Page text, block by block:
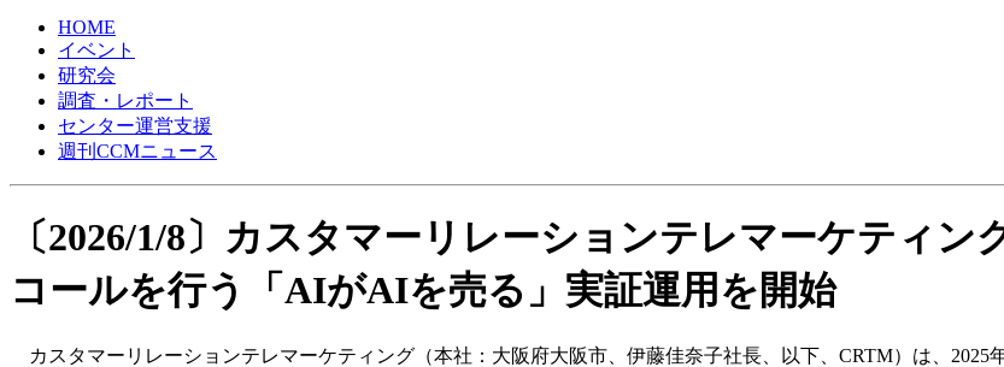
HOME
イベント
研究会
調査・レポート
センター運営支援
週刊CCMニュース
〔2026/1/8〕カスタマーリレーションテレマーケティ
コールを行う「AIがAIを売る」実証運用を開始
カスタマーリレーションテレマーケティング（本社：大阪府大阪市、伊藤佳奈子社長、以下、CRTM）は、2025